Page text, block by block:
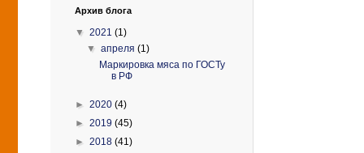
Архив блога
▼ 2021 (1)
▼апреля(1)
Маркировка мяса по ГОСТу
в РФ
► 2020 (4)
► 2019 (45)
► 2018 (41)